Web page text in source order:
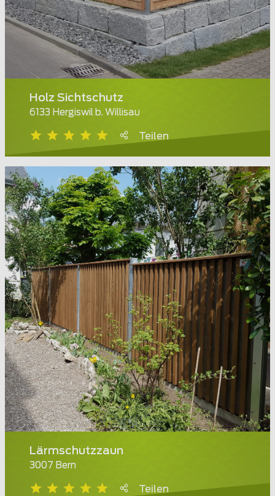
Holz Sichtschutz
6133 Hergiswil b. Willisau
Teilen
Lärmschutzzaun
3007 Bern
Teilen